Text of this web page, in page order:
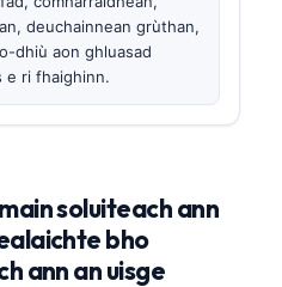
deuchainnean grùthan,
dhiù aon ghluasad
e ri fhaighinn.
soluiteach ann
bho
ann an uisge